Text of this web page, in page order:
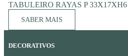
TABULEIRO RAYAS P 33X17XH6
SABER MAIS
DECORATIVOS